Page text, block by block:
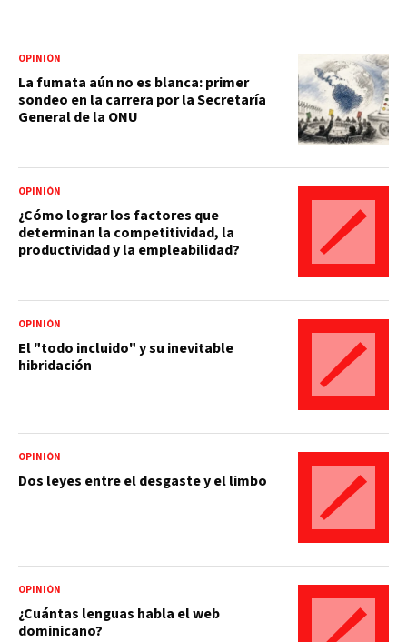
OPINIÓN
La fumata aún no es blanca: primer
sondeo en la carrera por la Secretaría
General de la ONU
OPINIÓN
¿Cómo lograr los factores que
determinan la competitividad, la
productividad y la empleabilidad?
OPINIÓN
El "todo incluido" y su inevitable
hibridación
OPINIÓN
Dos leyes entre el desgaste y el limbo
OPINIÓN
¿Cuántas lenguas habla el web
dominicano?